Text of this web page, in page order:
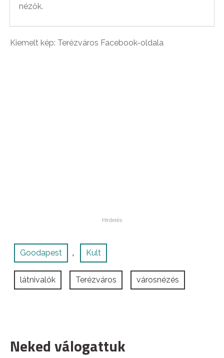
nézők.
Kiemelt kép: Terézváros Facebook-oldala
Goodapest , Kult
látnivalók Terézváros városnézés
Neked válogattuk